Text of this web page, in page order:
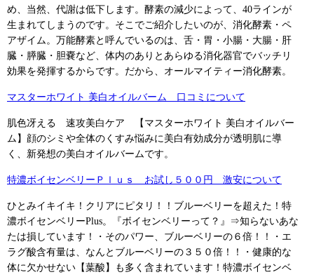
め、当然、代謝は低下します。酵素の減少によって、40ラインが
生まれてしまうのです。そこでご紹介したいのが、消化酵素・ペ
アザイム。万能酵素と呼んでいるのは、舌・胃・小腸・大腸・肝
臓・膵臓・胆嚢など、体内のありとあらゆる消化器官でバッチリ
効果を発揮するからです。だから、オールマイティー消化酵素。
マスターホワイト 美白オイルバーム 口コミについて
肌色冴える 速攻美白ケア 【マスターホワイト 美白オイルバー
ム】顔のシミや全体のくすみ悩みに美白有効成分が透明肌に導
く、新発想の美白オイルバームです。
特濃ボイセンベリーＰｌｕｓ お試し５００円 激安について
ひとみイキイキ！クリアにピタリ！！ブルーベリーを超えた！特
濃ボイセンベリーPlus。『ボイセンベリーって？』⇒知らないあな
たは損しています！・そのパワー、ブルーベリーの６倍！！・エ
ラグ酸含有量は、なんとブルーベリーの３５０倍！！・健康的な
体に欠かせない【葉酸】も多く含まれています！特濃ボイセンベ